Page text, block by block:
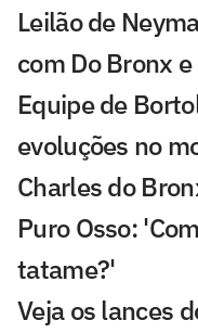
Leilão de
com Do Bronx
Equipe de
evoluções no
Charles do
Puro Osso:
tatame?'
Veja os lances